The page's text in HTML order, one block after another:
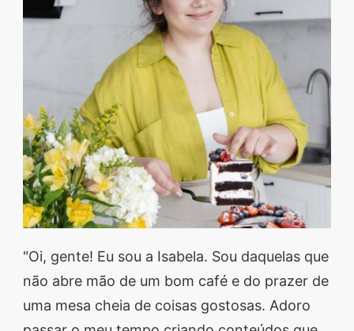
tudo o que você
precisa! Explore nosso
site e descubra técnicas
culinárias incríveis,
segredos valiosos e
receitas rápidas e fáceis
que vão impressionar
todos ao seu redor.
Transforme suas
agora mesmo!
"Oi, gente! Eu sou a Isabela. Sou daquelas que
não abre mão de um bom café e do prazer de
uma mesa cheia de coisas gostosas. Adoro